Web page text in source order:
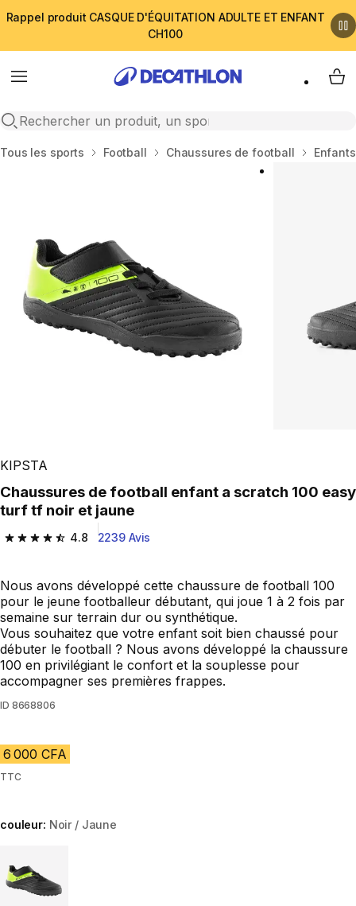
Rappel produit CASQUE D'ÉQUITATION ADULTE ET ENFANT
CH100
Menu
Open search
My
Accueil
Tous les sports Football Chaussures de football Enfants
KIPSTA
Chaussures de football enfant a scratch 100 easy
turf tf noir et jaune
4.8
4.8 out of 5 stars from 2239 reviews
2239 Avis
Nous avons développé cette chaussure de football 100
pour le jeune footballeur débutant, qui joue 1 à 2 fois par
semaine sur terrain dur ou synthétique.
Vous souhaitez que votre enfant soit bien chaussé pour
débuter le football ? Nous avons développé la chaussure
100 en privilégiant le confort et la souplesse pour
accompagner ses premières frappes.
ID 8668806
6 000 CFA
TTC
couleur: Noir / Jaune